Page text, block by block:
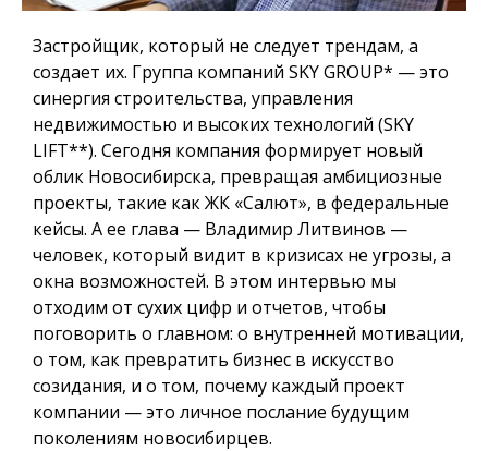
Застройщик, который не следует трендам, а
создает их. Группа компаний SKY GROUP* — это
синергия строительства, управления
недвижимостью и высоких технологий (SKY
LIFT**). Сегодня компания формирует новый
облик Новосибирска, превращая амбициозные
проекты, такие как ЖК «Салют», в федеральные
кейсы. А ее глава — Владимир Литвинов —
человек, который видит в кризисах не угрозы, а
окна возможностей. В этом интервью мы
отходим от сухих цифр и отчетов, чтобы
поговорить о главном: о внутренней мотивации,
о том, как превратить бизнес в искусство
созидания, и о том, почему каждый проект
компании — это личное послание будущим
поколениям новосибирцев.